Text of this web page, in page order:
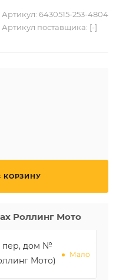
Артикул: 6430515-253-4804
Артикул поставщика: [-]
КОРЗИНУ
Роллинг Мото
пер, дом №
Мото)
Мало